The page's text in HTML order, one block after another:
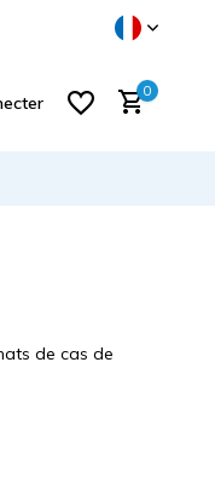
et bas pour
0
de cas de